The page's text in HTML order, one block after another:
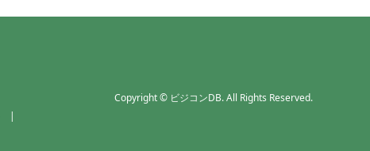
Copyright© ビジコンDB. All Rights Reserved.